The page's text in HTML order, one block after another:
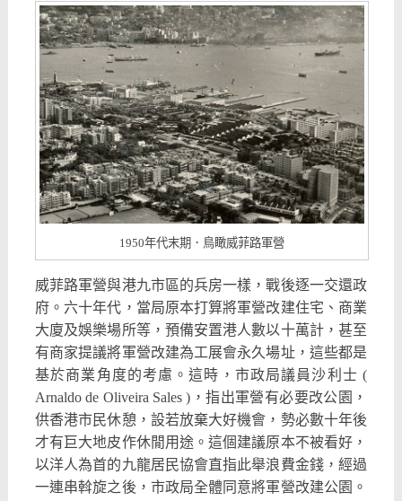
1950年代末期．鳥瞰威菲路軍營
威菲路軍營與港九市區的兵房一樣，戰後逐一交還政
府。六十年代，當局原本打算將軍營改建住宅、商業
大廈及娛樂場所等，預備安置港人數以十萬計，甚至
有商家提議將軍營改建為工展會永久場址，這些都是
基於商業角度的考慮。這時，市政局議員沙利士 (
Arnaldo de Oliveira Sales )，指出軍營有必要改公園，
供香港市民休憩，設若放棄大好機會，勢必數十年後
才有巨大地皮作休閒用途。這個建議原本不被看好，
以洋人為首的九龍居民協會直指此舉浪費金錢，經過
一連串斡旋之後，市政局全體同意將軍營改建公園。